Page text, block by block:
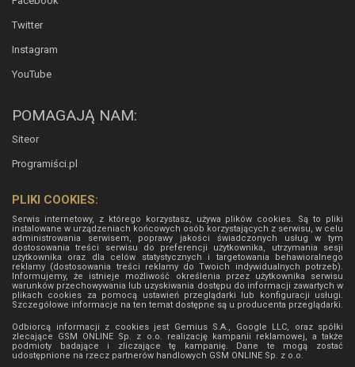
Twitter
Instagram
YouTube
POMAGAJĄ NAM:
Siteor
Programiści.pl
PLIKI COOKIES:
Serwis internetowy, z którego korzystasz, używa plików cookies. Są to pliki
instalowane w urządzeniach końcowych osób korzystających z serwisu, w celu
administrowania serwisem, poprawy jakości świadczonych usług w tym
dostosowania treści serwisu do preferencji użytkownika, utrzymania sesji
użytkownika oraz dla celów statystycznych i targetowania behawioralnego
reklamy (dostosowania treści reklamy do Twoich indywidualnych potrzeb).
Informujemy, że istnieje możliwość określenia przez użytkownika serwisu
warunków przechowywania lub uzyskiwania dostępu do informacji zawartych w
plikach cookies za pomocą ustawień przeglądarki lub konfiguracji usługi.
Szczegółowe informacje na ten temat dostępne są u producenta przeglądarki.
Odbiorcą informacji z cookies jest Gemius S.A., Google LLC, oraz spółki
zlecające GSM ONLINE Sp. z o.o. realizację kampanii reklamowej, a także
podmioty badające i zliczające tę kampanię. Dane te mogą zostać
udostępnione na rzecz partnerów handlowych GSM ONLINE Sp. z o.o.